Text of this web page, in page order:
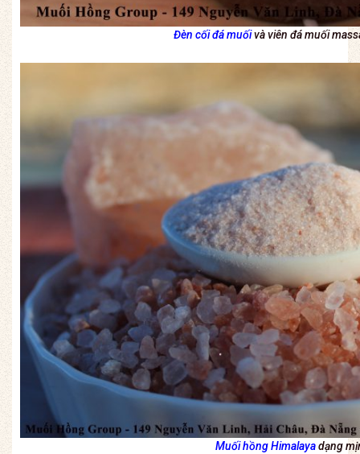
Đèn cối đá muốivà viên đá muối
Muối hồng Himalayadạng